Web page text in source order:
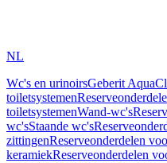
NL
Wc's en urinoirsGeberit
toiletsystemen
toiletsystemenWand-wc's
wc'sStaande wc's
zittingenReserveonderdelen
keramiekReserveonderdelen